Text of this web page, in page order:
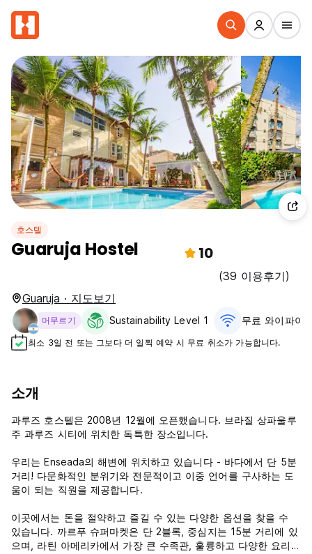
호스텔
Guaruja Hostel 10
(39 이용후기)
Guaruja · 지도보기
머무르기 Sustainability Level 1 무료 와이파이
최소 3일 전 또는 그보다 더 일찍 예약 시 무료 취소가 가능합니다.
소개
과루즈 호스텔은 2008년 12월에 오픈했습니다. 브라질 상파울루
주 과루즈 시티에 위치한 독특한 장소입니다.
우리는 Enseada의 해변에 위치하고 있습니다 - 바다에서 단 5분
거리! 다문화적인 분위기와 전문적이고 이중 언어를 구사하는 도
움이 되는 직원을 제공합니다.
이곳에서는 돈을 절약하고 즐길 수 있는 다양한 옵션을 찾을 수
있습니다. 까르푸 슈퍼마켓은 단 2블록, 중심지는 15분 거리에 있
으며, 라틴 아메리카에서 가장 큰 수족관, 훌륭하고 다양한 요리